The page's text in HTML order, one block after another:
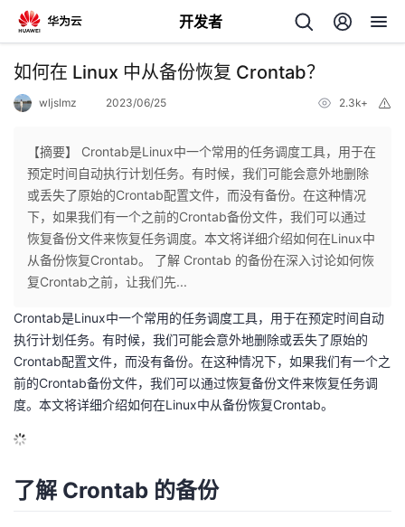
开发者
返
个
人
页
我
开
发
者
我
的
开
发
者
我
的
Programs
我
的
支
如何在 Linux 中从备份恢复 Crontab？
wljslmz 2023/06/25 2.3k+
【摘要】 Crontab是Linux中一个常用的任务调度工具，用于在
预定时间自动执行计划任务。有时候，我们可能会意外地删除
或丢失了原始的Crontab配置文件，而没有备份。在这种情况
下，如果我们有一个之前的Crontab备份文件，我们可以通过
恢复备份文件来恢复任务调度。本文将详细介绍如何在Linux中
从备份恢复Crontab。 了解 Crontab 的备份在深入讨论如何恢
复Crontab之前，让我们先...
Crontab是Linux中一个常用的任务调度工具，用于在预定时间自动
执行计划任务。有时候，我们可能会意外地删除或丢失了原始的
Crontab配置文件，而没有备份。在这种情况下，如果我们有一个之
前的Crontab备份文件，我们可以通过恢复备份文件来恢复任务调
度。本文将详细介绍如何在Linux中从备份恢复Crontab。
了解 Crontab 的备份